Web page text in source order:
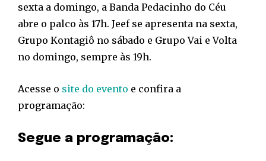
sexta a domingo, a Banda Pedacinho do Céu
abre o palco às 17h. Jeef se apresenta na sexta,
Grupo Kontagiô no sábado e Grupo Vai e Volta
no domingo, sempre às 19h.
Acesse o site do evento e confira a
programação:
Segue a programação: